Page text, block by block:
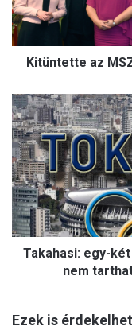
e
t
t
z
M
S
Z
P
n
ő
n
a
Kitüntette az
T
a
k
a
h
a
s
i
:
k
Takahasi: egy-
nem
Ezek is